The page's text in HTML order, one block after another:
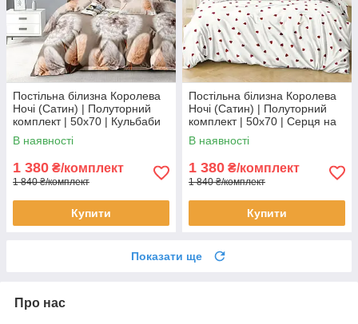
Постільна білизна Королева
Ночі (Сатин) | Полуторний
комплект | 50х70 | Кульбаби
на бежевому
В наявності
1 380 ₴/комплект
1 840 ₴/комплект
Купити
Постільна білизна Королева
Ночі (Сатин) | Полуторний
комплект | 50х70 | Серця на
білому
В наявності
1 380 ₴/комплект
1 840 ₴/комплект
Купити
Показати ще
Про нас